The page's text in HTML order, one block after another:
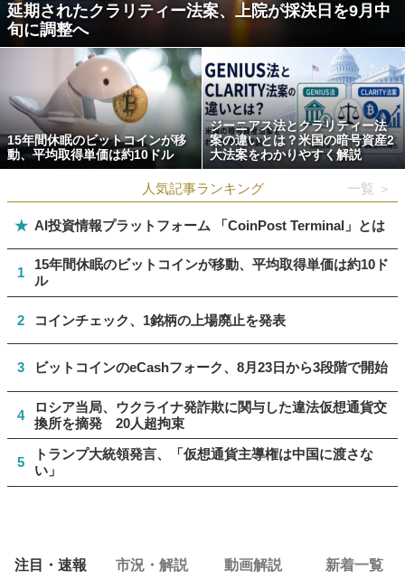
延期されたクラリティー法案、上院が採決日を9月中
旬に調整へ
15年間休眠のビットコインが移
動、平均取得単価は約10ドル
ジーニアス法とクラリティー法
案の違いとは？米国の暗号資産2
大法案をわかりやすく解説
人気記事ランキング 一覧 ＞
★ AI投資情報プラットフォーム 「CoinPost Terminal」とは
1
15年間休眠のビットコインが移動、平均取得単価は約10ド
ル
2 コインチェック、1銘柄の上場廃止を発表
3 ビットコインのeCashフォーク、8月23日から3段階で開始
4
ロシア当局、ウクライナ発詐欺に関与した違法仮想通貨交
換所を摘発 20人超拘束
5
トランプ大統領発言、「仮想通貨主導権は中国に渡さな
い」
注目・速報 市況・解説 動画解説 新着一覧